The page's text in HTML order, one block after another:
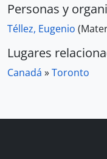
Personas y
Téllez, Eugenio
Lugares
Canadá »Toronto